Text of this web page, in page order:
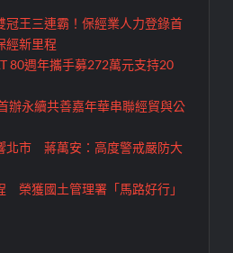
冠王三連霸！保經業人力登錄首
新里程
80週年攜手募272萬元支持20
永續共善嘉年華串聯經貿與公
北市 蔣萬安：高度警戒嚴防大
榮獲國土管理署「馬路好行」